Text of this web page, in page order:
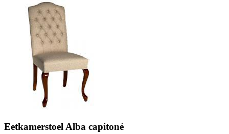
Eetkamerstoel Alba capitoné